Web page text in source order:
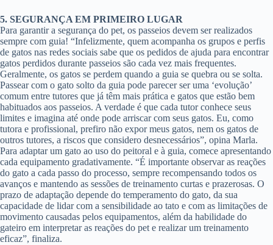
5. SEGURANÇA EM PRIMEIRO LUGAR
Para garantir a segurança do pet, os passeios devem ser realizados
sempre com guia! “Infelizmente, quem acompanha os grupos e perfis
de gatos nas redes sociais sabe que os pedidos de ajuda para encontrar
gatos perdidos durante passeios são cada vez mais frequentes.
Geralmente, os gatos se perdem quando a guia se quebra ou se solta.
Passear com o gato solto da guia pode parecer ser uma ‘evolução’
comum entre tutores que já têm mais prática e gatos que estão bem
habituados aos passeios. A verdade é que cada tutor conhece seus
limites e imagina até onde pode arriscar com seus gatos. Eu, como
tutora e profissional, prefiro não expor meus gatos, nem os gatos de
outros tutores, a riscos que considero desnecessários”, opina Marla.
Para adaptar um gato ao uso do peitoral e à guia, comece apresentando
cada equipamento gradativamente. “É importante observar as reações
do gato a cada passo do processo, sempre recompensando todos os
avanços e mantendo as sessões de treinamento curtas e prazerosas. O
prazo de adaptação depende do temperamento do gato, da sua
capacidade de lidar com a sensibilidade ao tato e com as limitações de
movimento causadas pelos equipamentos, além da habilidade do
gateiro em interpretar as reações do pet e realizar um treinamento
eficaz”, finaliza.